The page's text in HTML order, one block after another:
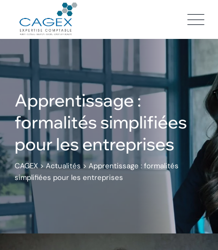
content
Apprentissage :
formalités simplifiées
pour les entreprises
CAGEX>Actualités > Apprentissage : formalités
simplifiées pour les entreprises